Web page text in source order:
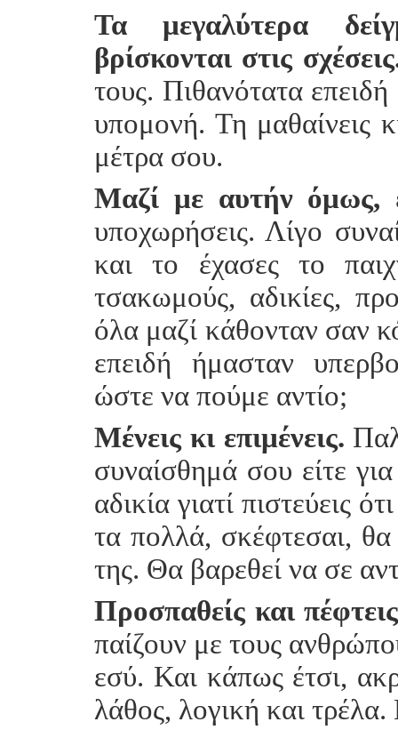
Τα μεγαλύτερα
βρίσκονται στις
τους. Πιθανότατα επειδή
υπομονή. Τη μαθαίνεις
μέτρα σου.
Μαζί με αυτήν όμως,
υποχωρήσεις. Λίγο
και το έχασες το
τσακωμούς, αδικίες,
όλα μαζί κάθονταν σαν
επειδή ήμασταν
ώστε να πούμε αντίο;
Μένεις κι επιμένεις.
συναίσθημά σου είτε
αδικία γιατί πιστεύεις
τα πολλά, σκέφτεσαι,
της. Θα βαρεθεί να σε
Προσπαθείς και
παίζουν με τους
εσύ. Και κάπως έτσι,
λάθος, λογική και